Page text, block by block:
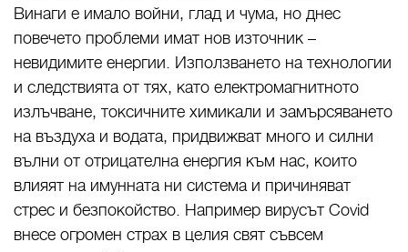
Винаги е имало войни, глад и чума, но днес
повечето проблеми имат нов източник –
невидимите енергии. Използването на технологии
и следствията от тях, като електромагнитното
излъчване, токсичните химикали и замърсяването
на въздуха и водата, придвижват много и силни
вълни от отрицателна енергия към нас, които
влияят на имунната ни система и причиняват
стрес и безпокойство. Например вирусът Covid
внесе огромен страх в целия свят съвсем